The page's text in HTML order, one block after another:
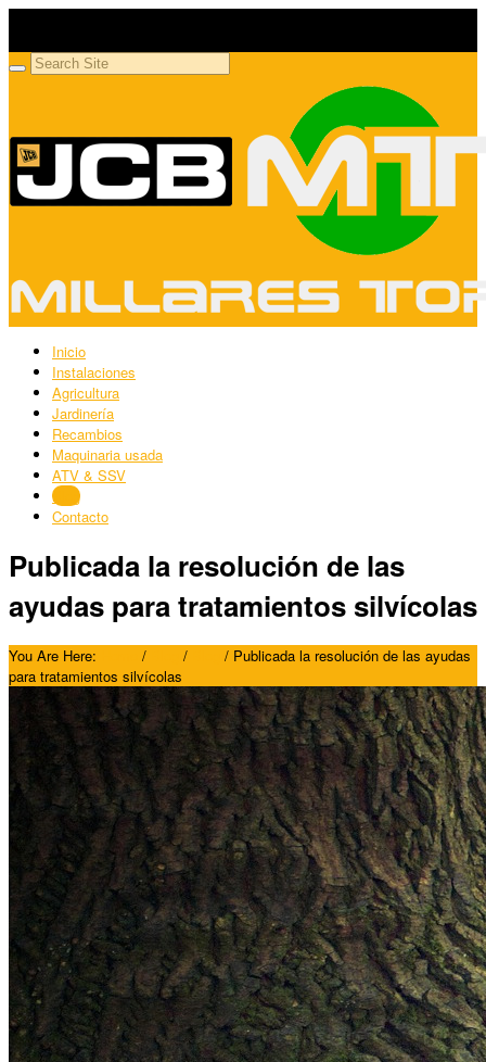
Inicio
Instalaciones
Agricultura
Jardinería
Recambios
Maquinaria usada
ATV & SSV
Blog
Contacto
Publicada la resolución de las
ayudas para tratamientos silvícolas
You Are Here: / / / Publicada la resolución de las ayudas
para tratamientos silvícolas